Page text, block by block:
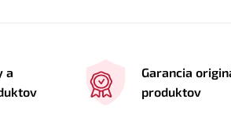
a
Garancia
produktov